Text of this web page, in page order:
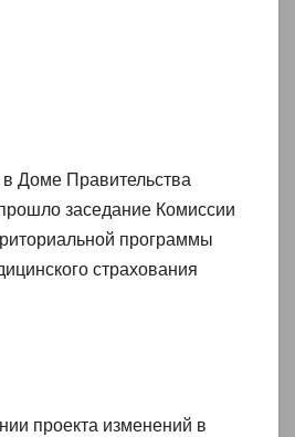
в Доме Правительства
заседание Комиссии
программы
страхования
проекта изменений в